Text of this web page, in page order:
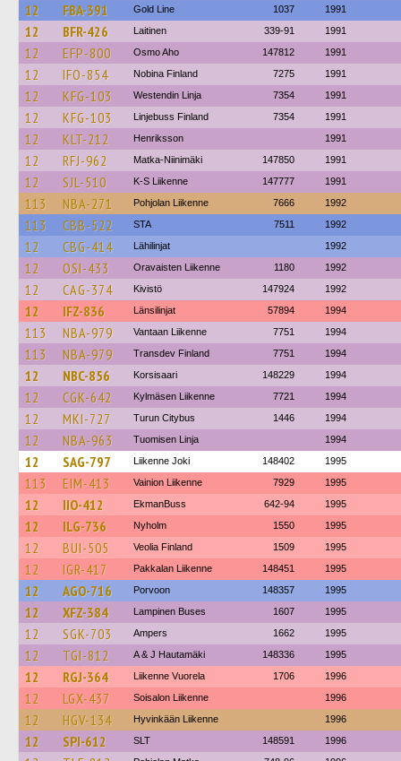
12 FBA-391 Gold Line 1037 1991
12 BFR-426 Laitinen 339-91 1991
12 EFP-800 Osmo Aho 147812 1991
12 IFO-854 Nobina Finland 7275 1991
12 KFG-103 Westendin Linja 7354 1991
12 KFG-103 Linjebuss Finland 7354 1991
12 KLT-212 Henriksson 1991
12 RFJ-962 Matka-Niinimäki 147850 1991
12 SJL-510 K-S Liikenne 147777 1991
113 NBA-271 Pohjolan Liikenne 7666 1992
113 CBB-522 STA 7511 1992
12 CBG-414 Lähilinjat 1992
12 OSI-433 Oravaisten Liikenne 1180 1992
12 CAG-374 Kivistö 147924 1992
12 IFZ-836 Länsilinjat 57894 1994
113 NBA-979 Vantaan Liikenne 7751 1994
113 NBA-979 Transdev Finland 7751 1994
12 NBC-856 Korsisaari 148229 1994
12 CGK-642 Kylmäsen Liikenne 7721 1994
12 MKI-727 Turun Citybus 1446 1994
12 NBA-963 Tuomisen Linja 1994
12 SAG-797 Liikenne Joki 148402 1995
113 EIM-413 Vainion Liikenne 7929 1995
12 IIO-412 EkmanBuss 642-94 1995
12 ILG-736 Nyholm 1550 1995
12 BUI-505 Veolia Finland 1509 1995
12 IGR-417 Pakkalan Liikenne 148451 1995
12 AGO-716 Porvoon 148357 1995
12 XFZ-384 Lampinen Buses 1607 1995
12 SGK-703 Ampers 1662 1995
12 TGI-812 A & J Hautamäki 148336 1995
12 RGJ-364 Liikenne Vuorela 1706 1996
12 LGX-437 Soisalon Liikenne 1996
12 HGV-134 Hyvinkään Liikenne 1996
12 SPI-612 SLT 148591 1996